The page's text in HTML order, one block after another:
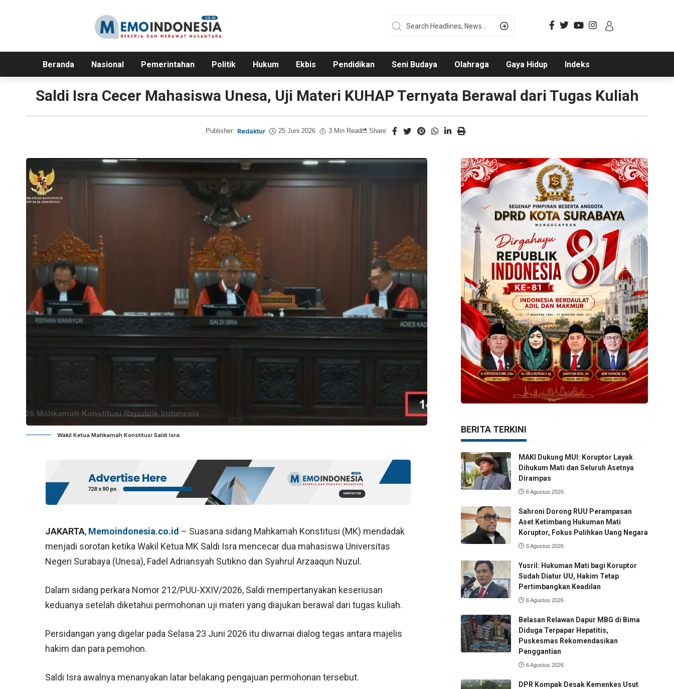
Beranda Nasional Pemerintahan Politik Hukum Ekbis Pendidikan Seni Budaya Olahraga Gaya Hidup Indeks
Saldi Isra Cecer Mahasiswa Unesa, Uji Materi KUHAP Ternyata Berawal dari Tugas Kuliah
Publisher: Redaktur 25 Juni 2026 3 Min Read Share
Wakil Ketua Mahkamah Konstitusi Saldi Isra.
JAKARTA, Memoindonesia.co.id – Suasana sidang Mahkamah Konstitusi (MK) mendadak
menjadi sorotan ketika Wakil Ketua MK Saldi Isra mencecar dua mahasiswa Universitas
Negeri Surabaya (Unesa), Fadel Adriansyah Sutikno dan Syahrul Arzaaqun Nuzul.
Dalam sidang perkara Nomor 212/PUU-XXIV/2026, Saldi mempertanyakan keseriusan
keduanya setelah diketahui permohonan uji materi yang diajukan berawal dari tugas kuliah.
Persidangan yang digelar pada Selasa 23 Juni 2026 itu diwarnai dialog tegas antara majelis
hakim dan para pemohon.
Saldi Isra awalnya menanyakan latar belakang pengajuan permohonan tersebut.
BERITA TERKINI
MAKI Dukung MUI: Koruptor Layak
Dihukum Mati dan Seluruh Asetnya
Dirampas
6 Agustus 2026
Sahroni Dorong RUU Perampasan
Aset Ketimbang Hukuman Mati
Koruptor, Fokus Pulihkan Uang Negara
6 Agustus 2026
Yusril: Hukuman Mati bagi Koruptor
Sudah Diatur UU, Hakim Tetap
Pertimbangkan Keadilan
6 Agustus 2026
Belasan Relawan Dapur MBG di Bima
Diduga Terpapar Hepatitis,
Puskesmas Rekomendasikan
Penggantian
6 Agustus 2026
DPR Kompak Desak Kemenkes Usut